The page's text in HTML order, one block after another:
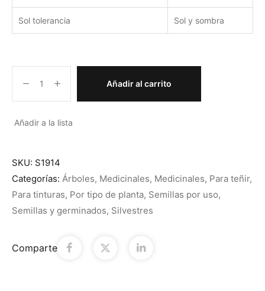
Sol tolerancia Sol y sombra
Añadir al carrito
Añadir a la lista
SKU: S1914
Categorías: Árboles, Medicinales, Medicinales, Para teñir,
Para tinturas, Por tipo de planta, Semillas por uso,
Semillas y germinados, Silvestres
Comparte